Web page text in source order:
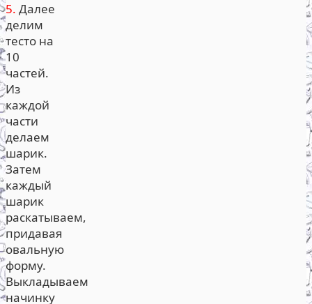
5. Далее
делим
тесто на
10
частей.
Из
каждой
части
делаем
шарик.
Затем
каждый
шарик
раскатываем,
придавая
овальную
форму.
Выкладываем
начинку